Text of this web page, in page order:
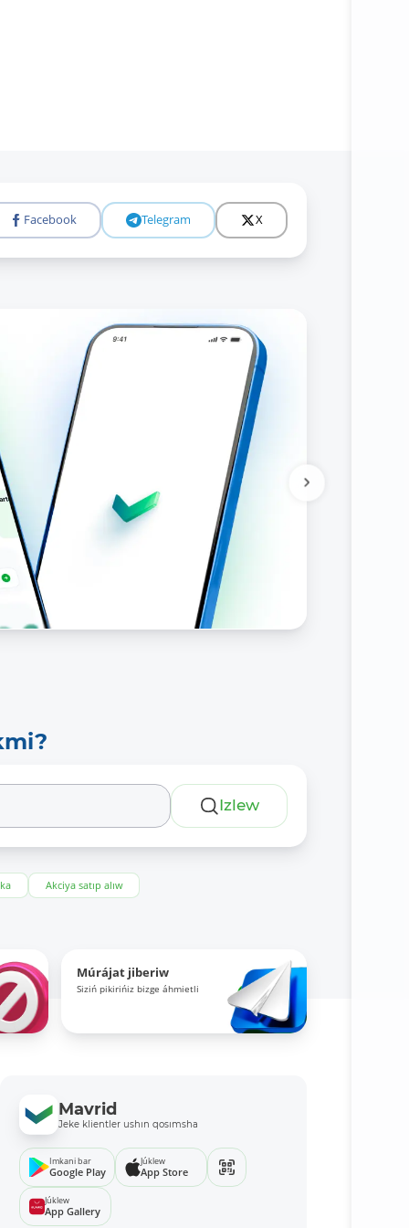
Facebook Telegram X
Izlew
Akciya satıp alıw
Múrájat jiberiw
Siziń pikirińiz bizge áhmietli
Mavrid
Jeke klientler ushın qosımsha
Imkani bar
Google Play
Júklew
App Store
Júklew
App Gallery